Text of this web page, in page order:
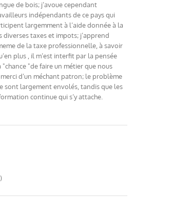
de bois; j’avoue cependant
indépendants de ce pays qui
largemment à l’aide donnée à la
taxes et impots; j’apprend
de la taxe professionnelle, à savoir
plus , il m’est interfit par la pensée
"de faire un métier que nous
d’un méchant patron; le problème
sont largement envolés, tandis que les
continue qui s’y attache.